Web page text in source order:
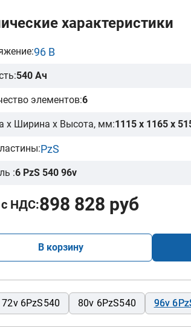
характеристики
96 В
540 Ач
элементов:6
х Ширина х Высота, мм:1115 x 1165 x
PzS
:6 PzS 540 96v
НДС:898 828 руб
В корзину
72v 6PzS540 80v 6PzS540 96v